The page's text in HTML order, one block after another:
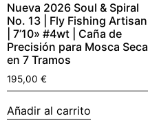
Nueva 2026 Soul & Spiral
No. 13 | Fly Fishing Artisan
| 7’10» #4wt | Caña de
Precisión para Mosca Seca
en 7 Tramos
195,00 €
Añadir al carrito